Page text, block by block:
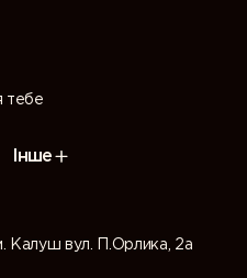
тебе
Інше
Калуш вул. П.Орлика, 2а